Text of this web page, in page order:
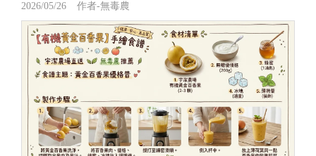
2026/05/26 作者-無毒農